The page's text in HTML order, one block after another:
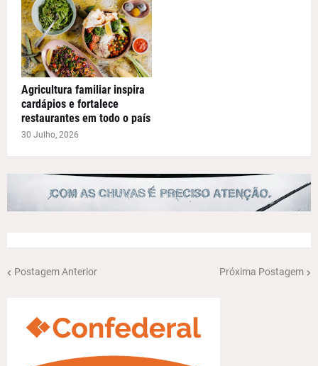
Agricultura familiar inspira
cardápios e fortalece
restaurantes em todo o país
30 Julho, 2026
Postagem Anterior Próxima Postagem